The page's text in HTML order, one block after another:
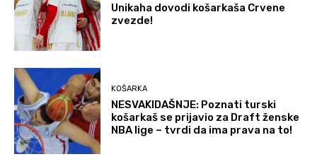
Unikaha dovodi košarkaša Crvene
zvezde!
KOŠARKA
NESVAKIDAŠNJE: Poznati turski
košarkaš se prijavio za Draft ženske
NBA lige – tvrdi da ima prava na to!